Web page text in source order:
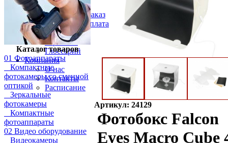
Акции
Как сделать заказ
Доставка и оплата
Кредит
Гарантии
Глоссарий
Компания
О нас
Контакты
Расписание
Каталог товаров
01 Фотоаппараты
Компактные
фотокамеры со сменной
оптикой
Зеркальные
фотокамеры
Компактные
фотоаппараты
02 Видео оборудование
Видеокамеры
Артикул: 24129
Фотобокс Falcon
Eyes Macro Cube